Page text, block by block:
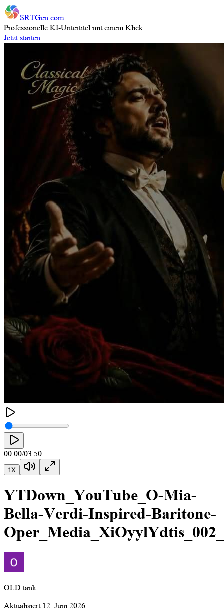
SRTGen.com
Professionelle KI-Untertitel mit einem Klick
Jetzt starten
00:00/03:50
1X
YTDown_YouTube_O-Mia-
Bella-Verdi-Inspired-Baritone-
OLD tank
Aktualisiert 12. Juni 2026